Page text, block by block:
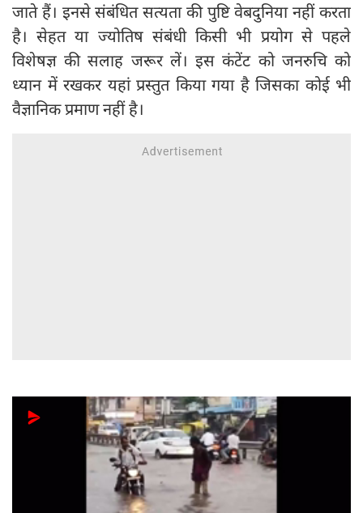
जाते हैं। इनसे संबंधित सत्यता की पुष्टि वेबदुनिया नहीं करता
है। सेहत या ज्योतिष संबंधी किसी भी प्रयोग से पहले
विशेषज्ञ की सलाह जरूर लें। इस कंटेंट को जनरुचि को
ध्यान में रखकर यहां प्रस्तुत किया गया है जिसका कोई भी
वैज्ञानिक प्रमाण नहीं है।